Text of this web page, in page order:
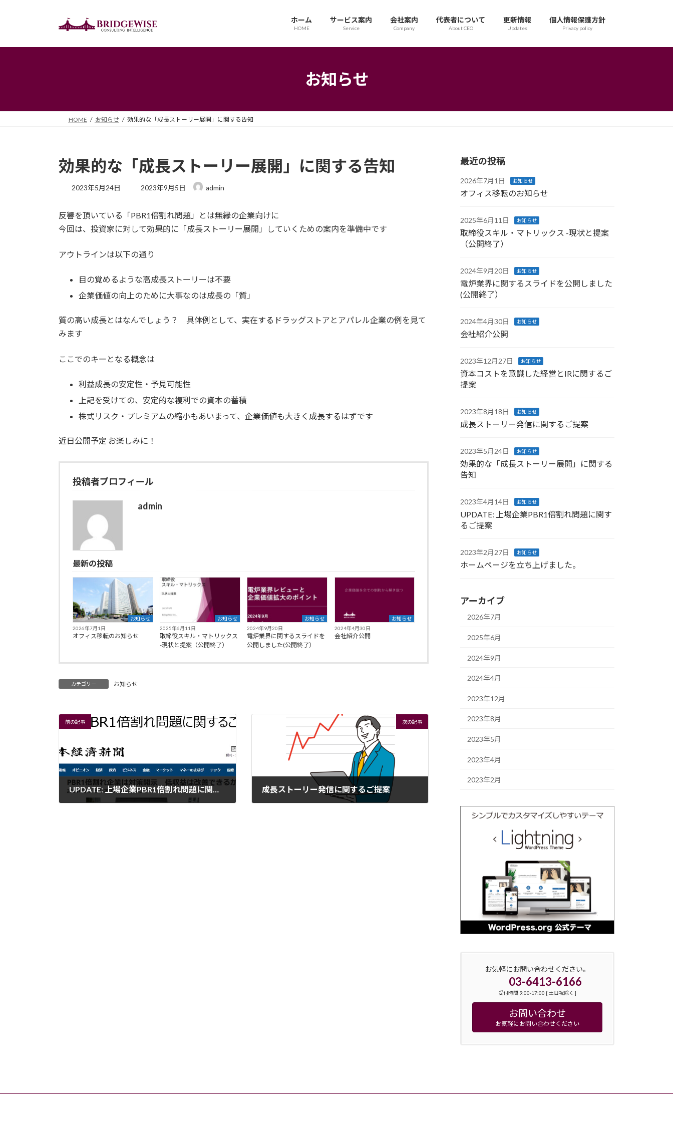
プ
動
ホーム
HOME
サービス案内
Service
会社案内
Company
代表者について
About CEO
更新情報
Updates
個人情報保護方針
Privacy policy
お知らせ
HOME お知らせ 効果的な「成長ストーリー展開」に関する告知
効果的な「成長ストーリー展開」に関する告知
2023年5月24日
最
新
日
2023年9月5日 admin
反響を頂いている「PBR1倍割れ問題」とは無縁の企業向けに
今回は、投資家に対して効果的に「成長ストーリー展開」していくための案内を準備中です
アウトラインは以下の通り
目の覚めるような高成長ストーリーは不要
企業価値の向上のために大事なのは成長の「質」
質の高い成長とはなんでしょう？ 具体例として、実在するドラッグストアとアパレル企業の例を見て
みます
ここでのキーとなる概念は
利益成長の安定性・予見可能性
上記を受けての、安定的な複利での資本の蓄積
株式リスク・プレミアムの縮小もあいまって、企業価値も大きく成長するはずです
近日公開予定 お楽しみに！
投稿者プロフィール
admin
最新の投稿
お知らせ
2026年7月1日
オフィス移転のお知らせ
お知らせ
2025年6月11日
取締役スキル・マトリックス
-現状と提案（公開終了）
お知らせ
2024年9月20日
電炉業界に関するスライドを
公開しました(公開終了）
お知らせ
2024年4月30日
会社紹介公開
カテゴリー お知らせ
前の記事
UPDATE: 上場企業PBR1倍割れ問題に関するご提案
次の記事
成長ストーリー発信に関するご提案
最近の投稿
2026年7月1日 お知らせ
オフィス移転のお知らせ
2025年6月11日 お知らせ
取締役スキル・マトリックス -現状と提案
（公開終了）
2024年9月20日 お知らせ
電炉業界に関するスライドを公開しました
(公開終了）
2024年4月30日 お知らせ
会社紹介公開
2023年12月27日 お知らせ
資本コストを意識した経営とIRに関するご
提案
2023年8月18日 お知らせ
成長ストーリー発信に関するご提案
2023年5月24日 お知らせ
効果的な「成長ストーリー展開」に関する
告知
2023年4月14日 お知らせ
UPDATE: 上場企業PBR1倍割れ問題に関す
るご提案
2023年2月27日 お知らせ
ホームページを立ち上げました。
アーカイブ
2026年7月
2025年6月
2024年9月
2024年4月
2023年12月
2023年8月
2023年5月
2023年4月
2023年2月
お気軽にお問い合わせください。
03-6413-6166
受付時間 9:00-17:00 [ 土日祝除く ]
お問い合わせ
お気軽にお問い合わせください